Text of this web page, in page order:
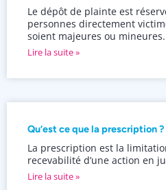
Le dépôt de plainte est
personnes directement
soient majeures ou mineures.
Lire la suite »
Qu’est ce que la prescription ?
La prescription est la
recevabilité d’une action en
Lire la suite »